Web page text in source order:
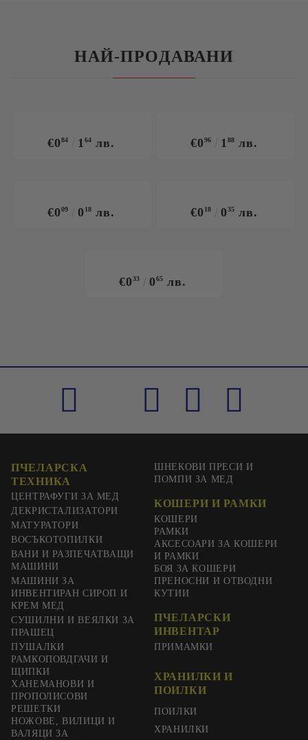
НАЙ-ПРОДАВАНИ
€084 164 лв. €096 188 лв.
€009 018 лв. €018 035 лв.
€033 065 лв.
ПЧЕЛАРСКА
ТЕХНИКА
ЦЕНТРАФУГИ ЗА МЕД
ДЕКРИСТАЛИЗАТОРИ
МАТУРАТОРИ
ВОСЪКОТОПИЛКИ
ВАНИ И РАЗПЕЧАТВАЩИ
МАШИНИ
МАШИНИ ЗА
ИНВЕНТИРАН СИРОП И
КРЕМ МЕД
СУШИЛНИ И ВЕЯЛКИ ЗА
ПРАШЕЦ
ШНЕКОВИ ПРЕСИ И
ПОМПИ ЗА МЕД
КОШЕРИ И РАМКИ
КОШЕРИ
РАМКИ
АКСЕСОАРИ ЗА КОШЕРИ
И РАМКИ
БОЯ ЗА КОШЕРИ
ПРЕНОСНИ И ОТВОДНИ
КУТИИ
ПЧЕЛАРСКИ
ИНВЕНТАР
ПУШАЛКИ
РАМКОПОВДГАЧИ И
ЩИПКИ
ХАНЕМАНОВИ И
ПРОПОЛИСОВИ
РЕШЕТКИ
НОЖОВЕ, ВИЛИЦИ И
ВАЛЯЦИ ЗА
ПРИМАМКИ
ХРАНИЛКИ И
ПОИЛКИ
ПОИЛКИ
ХРАНИЛКИ